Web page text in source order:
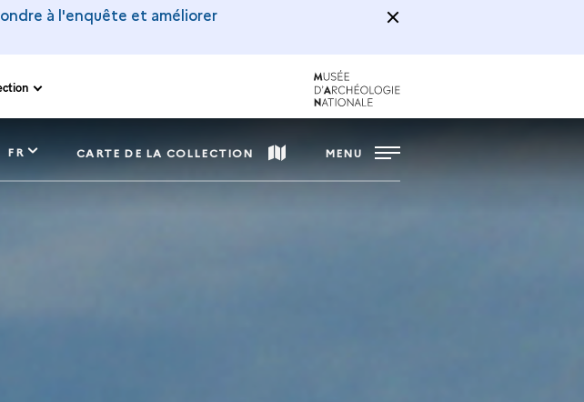
à l'enquête et améliorer
FR CARTE DE LA COLLECTION MENU